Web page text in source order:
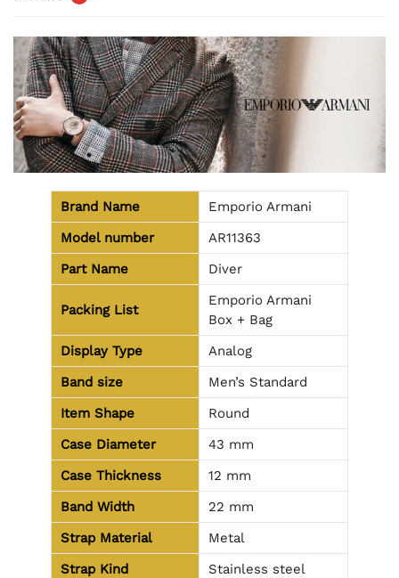
Brand Name
Emporio Armani
Model number
AR11363
Part Name
Diver
Packing List
Emporio Armani
Box + Bag
Display Type
Analog
Band size
Men’s Standard
Item Shape
Round
Case Diameter
43 mm
Case Thickness
12 mm
Band Width
22 mm
Strap Material
Metal
Strap Kind
Stainless steel